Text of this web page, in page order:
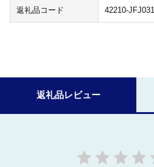
返礼品コード 42210-JFJ031
返礼品レビュー